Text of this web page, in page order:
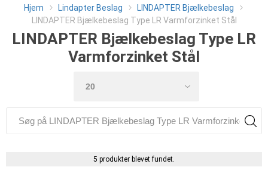
Hjem Lindapter Beslag
LINDAPTER Bjælkebeslag
LINDAPTER Bjælkebeslag Type LR Varmforzinket Stål
LINDAPTER Bjælkebeslag Type LR
Varmforzinket Stål
5 produkter blevet fundet.